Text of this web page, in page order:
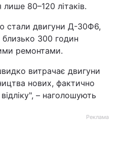
80–120 літаків.
стали двигуни Д-30Ф6,
300 годин
ремонтами.
витрачає двигуни
нових, фактично
– наголошують
Реклама